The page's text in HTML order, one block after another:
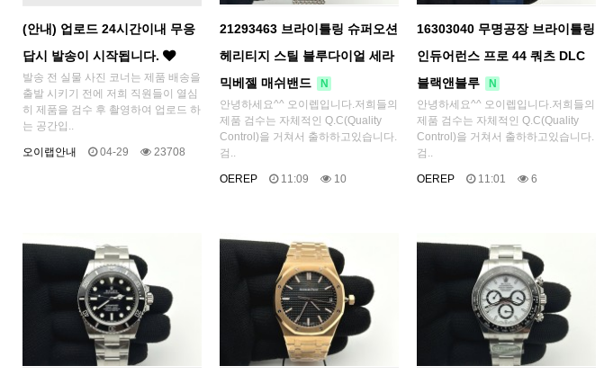
(안내) 업로드 24시간이내 무응
답시 발송이 시작됩니다.
발송 전 실물 사진 코너는 제품 배송을
출발 시키기 전에 저희 직원들이 열심
히 제품을 검수 후 촬영하여 업로드 하
는 공간입..
오이랩안내 04-29 23708
21293463 브라이틀링 슈퍼오션
헤리티지 스틸 블루다이얼 세라
믹베젤 매쉬밴드
N
안녕하세요^^ 오이렙입니다.저희들의
제품 검수는 자체적인 Q.C(Quality
Control)을 거쳐서 출하하고있습니다.
검..
OEREP 11:09 10
16303040 무명공장 브라이틀링
인듀어런스 프로 44 쿼츠 DLC
블랙앤블루
N
안녕하세요^^ 오이렙입니다.저희들의
제품 검수는 자체적인 Q.C(Quality
Control)을 거쳐서 출하하고있습니다.
검..
OEREP 11:01 6